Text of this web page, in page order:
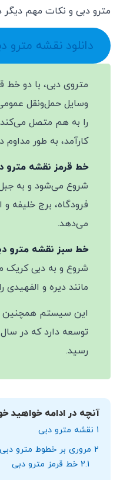
مترو دبی و نکات مهم دیگر
دانلود نقشه مترو
متروی دبی، با دو خط
وسایل حمل‌ونقل
را به هم متصل
کارآمد، به طور
خط قرمز نقشه مترو
شروع می‌شود و به
فرودگاه، برج خلیفه
می‌دهد.
خط سبز نقشه مترو
شروع و به دبی
مانند دیره و
این سیستم همچنین
رسید.
آنچه در ادامه خواهید
1 نقشه مترو دبی
2 مروری بر خطوط مترو دبی
2.1 خط قرمز مترو دبی